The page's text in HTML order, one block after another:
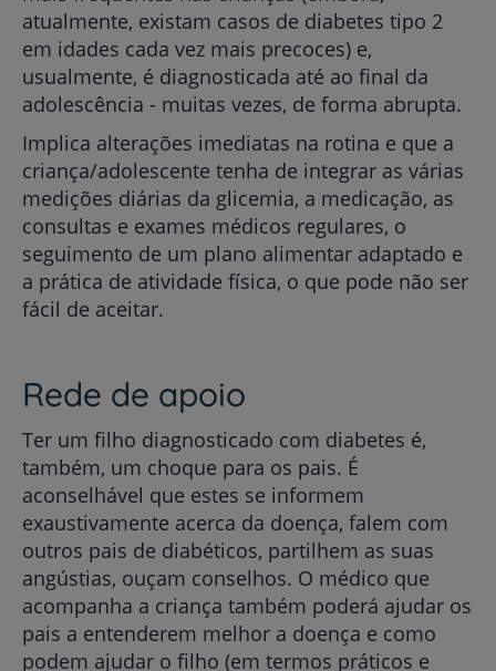
atualmente, existam casos de diabetes tipo 2
em idades cada vez mais precoces) e,
usualmente, é diagnosticada até ao final da
adolescência - muitas vezes, de forma abrupta.
Implica alterações imediatas na rotina e que a
criança/adolescente tenha de integrar as várias
medições diárias da glicemia, a medicação, as
consultas e exames médicos regulares, o
seguimento de um plano alimentar adaptado e
a prática de atividade física, o que pode não ser
fácil de aceitar.
Rede de apoio
Ter um filho diagnosticado com diabetes é,
também, um choque para os pais. É
aconselhável que estes se informem
exaustivamente acerca da doença, falem com
outros pais de diabéticos, partilhem as suas
angústias, ouçam conselhos. O médico que
acompanha a criança também poderá ajudar os
pais a entenderem melhor a doença e como
podem ajudar o filho (em termos práticos e